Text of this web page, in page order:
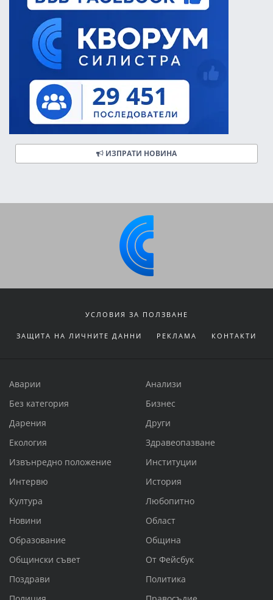
ИЗПРАТИ НОВИНА
УСЛОВИЯ ЗА ПОЛЗВАНЕ
ЗАЩИТА НА ЛИЧНИТЕ ДАННИ РЕКЛАМА КОНТАКТИ
Аварии
Анализи
Без категория
Бизнес
Дарения
Други
Екология
Здравеопазване
Извънредно положение
Институции
Интервю
История
Култура
Любопитно
Новини
Област
Образование
Община
Общински съвет
От Фейсбук
Поздрави
Политика